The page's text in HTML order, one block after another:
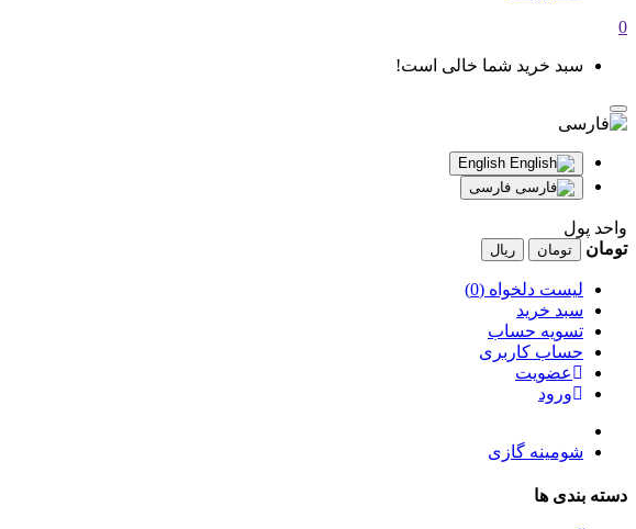
0
سبد خرید شما خالی است!
فارسی
واحد پول
تومان
تومان ریال
لیست دلخواه (0)
سبد خرید
تسویه حساب
حساب کاربری
عضویت
ورود
شومینه گازی
دسته بندی ها